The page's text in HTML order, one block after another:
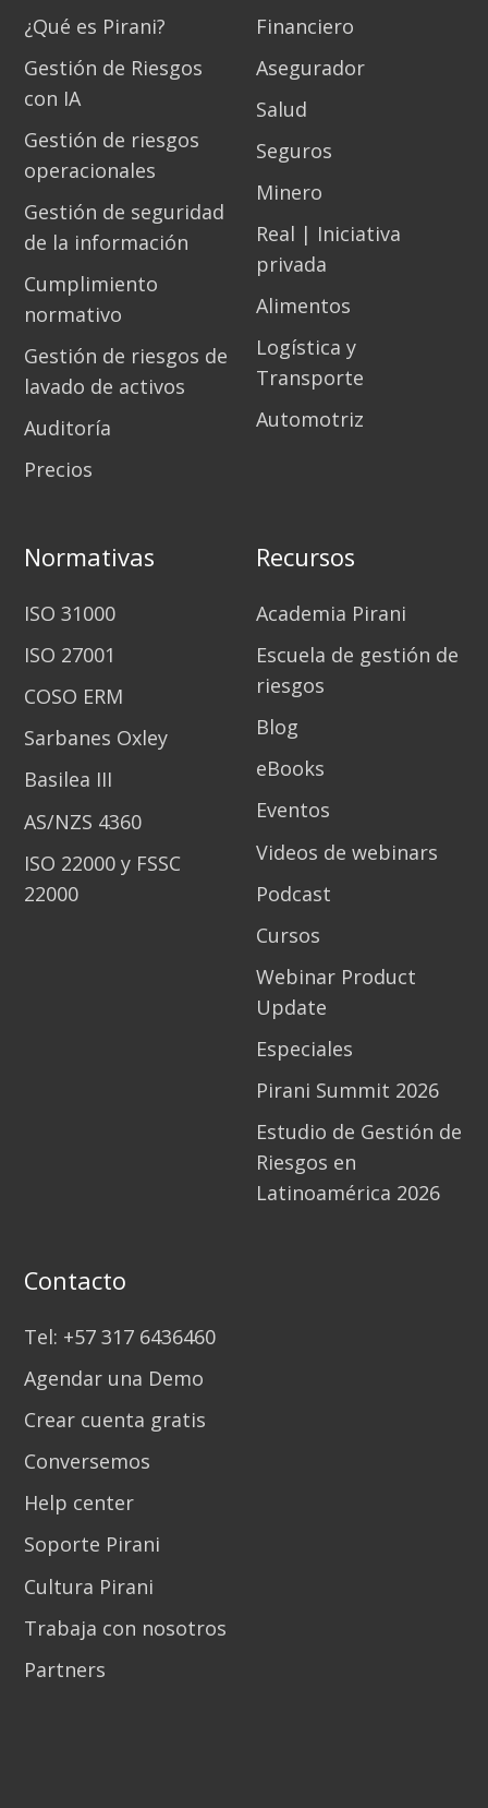
¿Qué es Pirani?
Gestión de Riesgos
con IA
Gestión de riesgos
operacionales
Gestión de seguridad
de la información
Cumplimiento
normativo
Gestión de riesgos de
lavado de activos
Auditoría
Precios
Financiero
Asegurador
Salud
Seguros
Minero
Real | Iniciativa
privada
Alimentos
Logística y
Transporte
Automotriz
Normativas
ISO 31000
ISO 27001
COSO ERM
Sarbanes Oxley
Basilea III
AS/NZS 4360
ISO 22000 y FSSC
22000
Recursos
Academia Pirani
Escuela de gestión de
riesgos
Blog
eBooks
Eventos
Videos de webinars
Podcast
Cursos
Webinar Product
Update
Especiales
Pirani Summit 2026
Estudio de Gestión de
Riesgos en
Latinoamérica 2026
Contacto
Tel: +57 317 6436460
Agendar una Demo
Crear cuenta gratis
Conversemos
Help center
Soporte Pirani
Cultura Pirani
Trabaja con nosotros
Partners